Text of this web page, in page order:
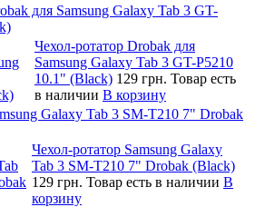
для Samsung Galaxy Tab 3 GT-
Чехол-ротатор Drobak для
Samsung Galaxy Tab 3 GT-P5210
10.1" (Black) 129 грн. Товар есть
в наличии В корзину
Galaxy Tab 3 SM-T210 7" Drobak
Чехол-ротатор Samsung Galaxy
Tab 3 SM-T210 7" Drobak (Black)
129 грн. Товар есть в наличии В
корзину